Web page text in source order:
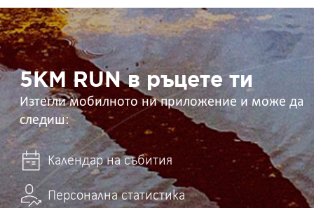
5KM
RUN
в
ръцете
ти 5KM RUN в ръцете ти
Изтегли мобилното ни приложение и може да
следиш:
Календар на събития
Персонална статистика